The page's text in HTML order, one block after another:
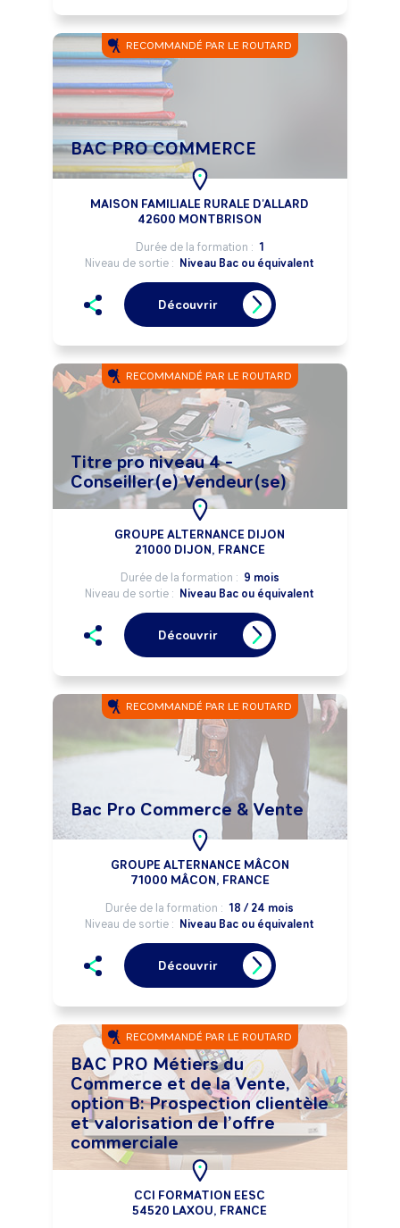
RECOMMANDÉ PAR LE ROUTARD
BAC PRO COMMERCE
MAISON FAMILIALE RURALE D'ALLARD
42600 MONTBRISON
Durée de la formation : 1
Niveau de sortie : Niveau Bac ou équivalent
Découvrir
RECOMMANDÉ PAR LE ROUTARD
Titre pro niveau 4 -
Conseiller(e) Vendeur(se)
GROUPE ALTERNANCE DIJON
21000 DIJON, FRANCE
Durée de la formation : 9 mois
Niveau de sortie : Niveau Bac ou équivalent
Découvrir
RECOMMANDÉ PAR LE ROUTARD
Bac Pro Commerce & Vente
GROUPE ALTERNANCE MÂCON
71000 MÂCON, FRANCE
Durée de la formation : 18 / 24 mois
Niveau de sortie : Niveau Bac ou équivalent
Découvrir
RECOMMANDÉ PAR LE ROUTARD
BAC PRO Métiers du
Commerce et de la Vente,
option B: Prospection clientèle
et valorisation de l’offre
commerciale
CCI FORMATION EESC
54520 LAXOU, FRANCE